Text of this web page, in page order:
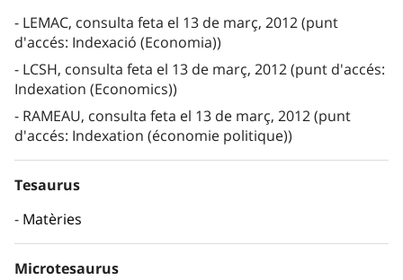
LEMAC, consulta feta el 13 de març, 2012 (punt
d'accés: Indexació (Economia))
LCSH, consulta feta el 13 de març, 2012 (punt d'accés:
Indexation (Economics))
RAMEAU, consulta feta el 13 de març, 2012 (punt
d'accés: Indexation (économie politique))
Tesaurus
Matèries
Microtesaurus